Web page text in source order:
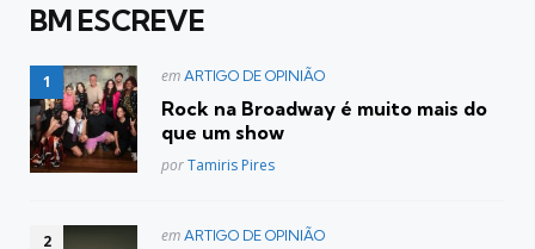
BM ESCREVE
Postado
em ARTIGO DE OPINIÃO
Rock na Broadway é muito mais do
que um show
Posted
porTamiris Pires
Postado
em ARTIGO DE OPINIÃO